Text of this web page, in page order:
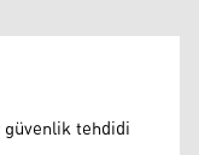
tehdidi